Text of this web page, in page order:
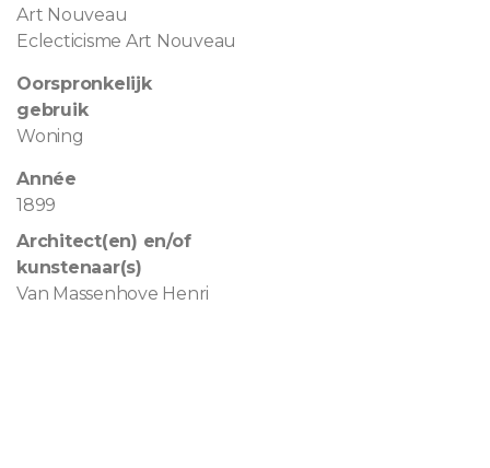
Art Nouveau
Eclecticisme Art Nouveau
Oorspronkelijk
gebruik
Woning
Année
1899
Architect(en) en/of
kunstenaar(s)
Van Massenhove Henri